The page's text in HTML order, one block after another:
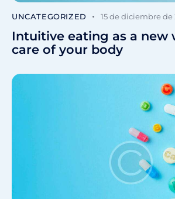
UNCATEGORIZED 15 de diciembre de
Intuitive eating as a new
care of your body